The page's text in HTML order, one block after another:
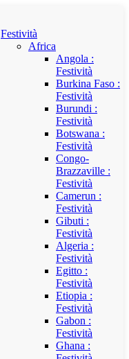
Festività
Africa
Angola :
Festività
Burkina Faso :
Festività
Burundi :
Festività
Botswana :
Festività
Congo-
Brazzaville :
Festività
Camerun :
Festività
Gibuti :
Festività
Algeria :
Festività
Egitto :
Festività
Etiopia :
Festività
Gabon :
Festività
Ghana :